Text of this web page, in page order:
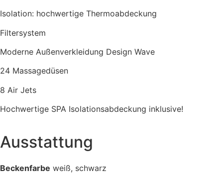
Isolation: hochwertige Thermoabdeckung
Filtersystem
Moderne Außenverkleidung Design Wave
24 Massagedüsen
8 Air Jets
Hochwertige SPA Isolationsabdeckung inklusive!
Ausstattung
Beckenfarbe weiß, schwarz